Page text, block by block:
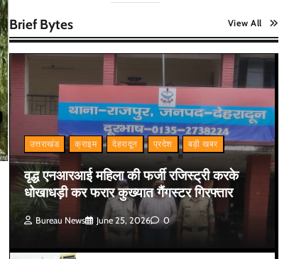
Brief Bytes View All
उत्तराखंड क्राइम देहरादून प्रदेश बड़ी खबर
वृद्ध एनआरआई महिला की फर्जी रजिस्ट्री करके
धोखाधड़ी कर फरार कुख्यात गैंगस्टर गिरफ्तार
Bureau News June 25, 2026 0